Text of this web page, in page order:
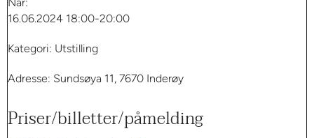
Når:
16.06.2024 18:00-20:00
Kategori: Utstilling
Adresse: Sundsøya 11, 7670 Inderøy
Priser/billetter/påmelding